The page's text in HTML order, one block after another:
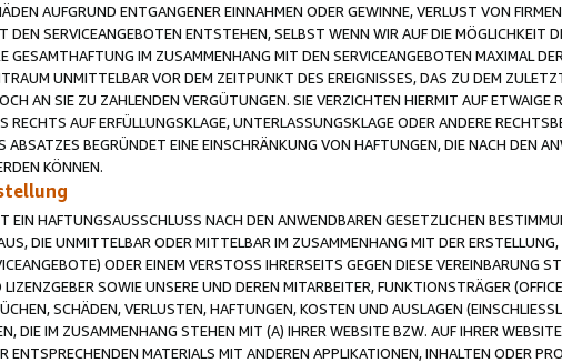
AUFGRUND ENTGANGENER EINNAHMEN ODER GEWINNE, VERLUST VON
DEN SERVICEANGEBOTEN ENTSTEHEN, SELBST WENN WIR AUF DIE MÖGLICHKEIT
GESAMTHAFTUNG IM ZUSAMMENHANG MIT DEN SERVICEANGEBOTEN MAXIMAL
UNMITTELBAR VOR DEM ZEITPUNKT DES EREIGNISSES, DAS ZU DEM
AN SIE ZU ZAHLENDEN VERGÜTUNGEN. SIE VERZICHTEN HIERMIT AUF ETWAIGE
RECHTS AUF ERFÜLLUNGSKLAGE, UNTERLASSUNGSKLAGE ODER ANDERE
ABSATZES BEGRÜNDET EINE EINSCHRÄNKUNG VON HAFTUNGEN, DIE NACH DEN
KÖNNEN.
EIN HAFTUNGSAUSSCHLUSS NACH DEN ANWENDBAREN GESETZLICHEN
DIE UNMITTELBAR ODER MITTELBAR IM ZUSAMMENHANG MIT DER
ODER EINEM VERSTOSS IHRERSEITS GEGEN DIESE VEREINBARUNG
SOWIE UNSERE UND DEREN MITARBEITER, FUNKTIONSTRÄGER
SCHÄDEN, VERLUSTEN, HAFTUNGEN, KOSTEN UND AUSLAGEN
DIE IM ZUSAMMENHANG STEHEN MIT (A) IHRER WEBSITE BZW. AUF IHRER
ENTSPRECHENDEN MATERIALS MIT ANDEREN APPLIKATIONEN, INHALTEN ODER